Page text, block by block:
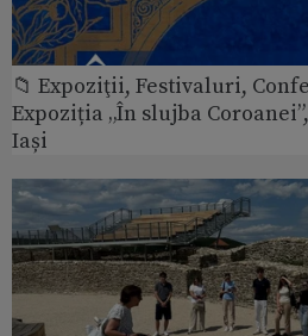
📁 Expoziţii, Festivaluri,
Expoziția „În slujba
Iași